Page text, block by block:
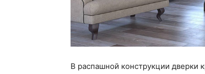
В распашной конструкции дверки